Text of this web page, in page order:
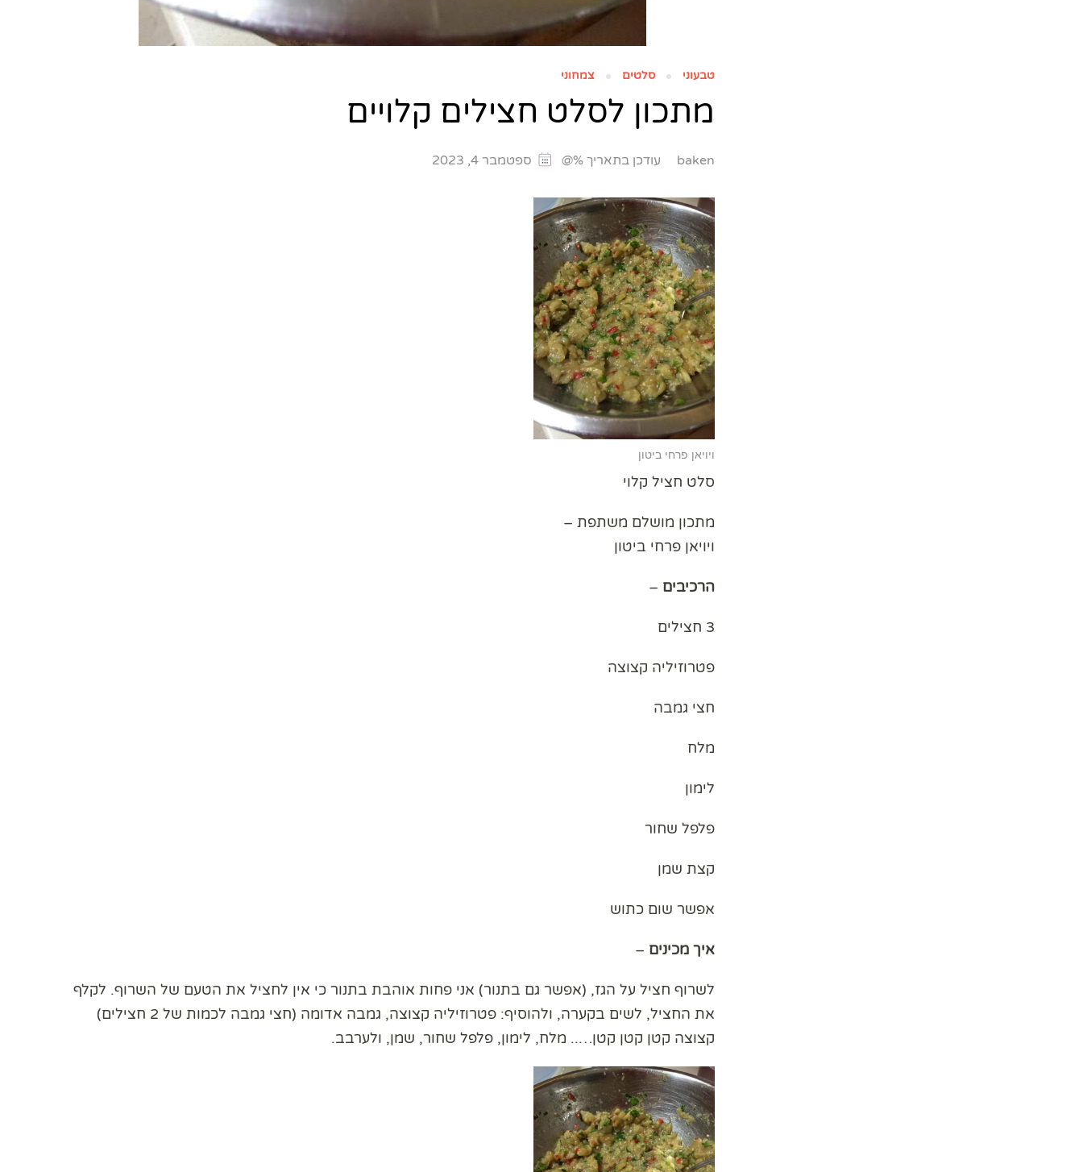
טבעוני סלטים צמחוני
מתכון לסלט חצילים קלויים
baken עודכן בתאריך %@ ספטמבר 4, 2023
ויויאן פרחי ביטון
סלט חציל קלוי
מתכון מושלם משתפת –
ויויאן פרחי ביטון
הרכיבים –
3 חצילים
פטרוזיליה קצוצה
חצי גמבה
מלח
לימון
פלפל שחור
קצת שמן
אפשר שום כתוש
איך מכינים –
לשרוף חציל על הגז, (אפשר גם בתנור) אני פחות אוהבת בתנור כי אין לחציל את הטעם של השרוף. לקלף
את החציל, לשים בקערה, ולהוסיף: פטרוזיליה קצוצה, גמבה אדומה (חצי גמבה לכמות של 2 חצילים)
קצוצה קטן קטן קטן….. מלח, לימון, פלפל שחור, שמן, ולערבב.